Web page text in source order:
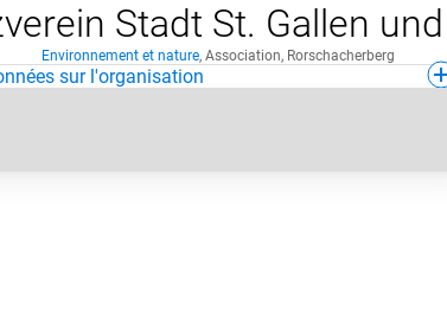
Stadt St. Gallen
Environnement et nature, Association, Rorschacherberg
sur l'organisation